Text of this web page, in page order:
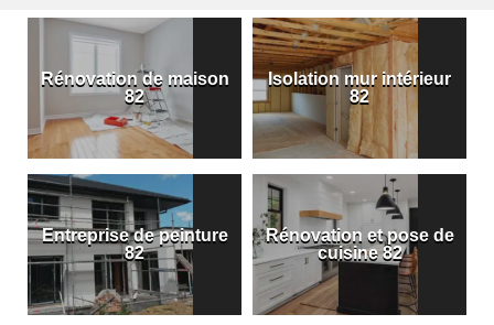
Rénovation de maison
82
Isolation mur intérieur
82
Entreprise de peinture
82
Rénovation et pose de
cuisine 82